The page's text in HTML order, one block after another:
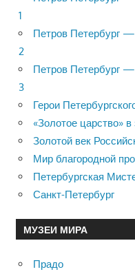
1
Петров Петербург
2
Петров Петербург
3
Герои
«Золотое царство»
Золотой век
Мир благородной
Петербургская
Санкт-Петербург
МУЗЕИ МИРА
Прадо